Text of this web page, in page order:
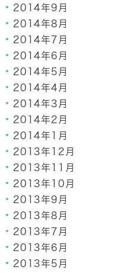
2014年9月
2014年8月
2014年7月
2014年6月
2014年5月
2014年4月
2014年3月
2014年2月
2014年1月
2013年12月
2013年11月
2013年10月
2013年9月
2013年8月
2013年7月
2013年6月
2013年5月